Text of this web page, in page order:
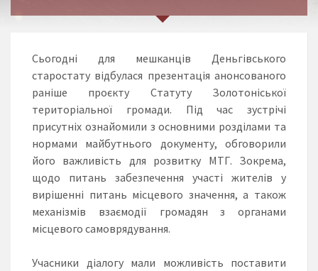
Сьогодні для мешканців Деньгівського
старостату відбулася презентація анонсованого
раніше проєкту Статуту Золотоніської
територіальної громади. Під час зустрічі
присутніх ознайомили з основними розділами та
нормами майбутнього документу, обговорили
його важливість для розвитку МТГ. Зокрема,
щодо питань забезпечення участі жителів у
вирішенні питань місцевого значення, а також
механізмів взаємодії громадян з органами
місцевого самоврядування.
Учасники діалогу мали можливість поставити